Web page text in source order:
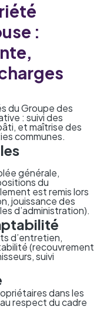
:
du Groupe des
: suivi des
et maîtrise des
communes.
générale,
du
est remis lors
jouissance des
d’administration).
d’entretien,
(recouvrement
suivi
dans les
respect du cadre